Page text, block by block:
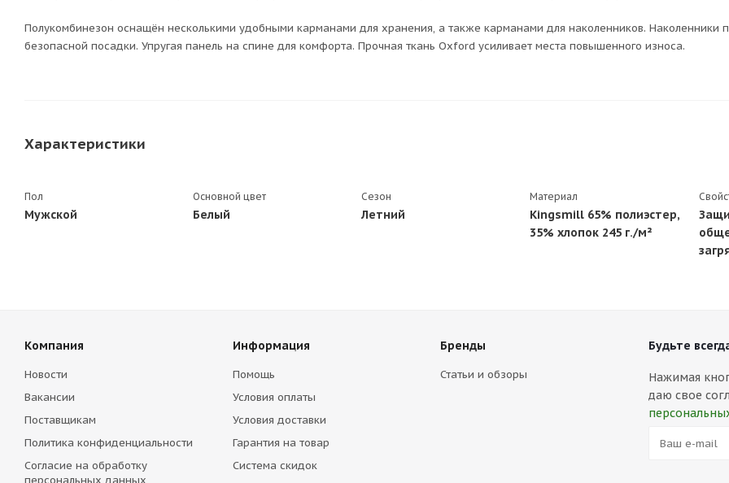
Полукомбинезон оснащён несколькими удобными карманами для хранения, а также карманами для наколенников.
безопасной посадки. Упругая панель на спине для комфорта. Прочная ткань Oxford усиливает места повышенного износа.
Характеристики
Пол
Мужской
Основной цвет
Белый
Сезон
Летний
Материал
Kingsmill 65% полиэстер,
35% хлопок 245 г./м²
Компания
Новости
Вакансии
Поставщикам
Политика конфиденциальности
Согласие на обработку
персональных данных
Информация
Помощь
Условия оплаты
Условия доставки
Гарантия на товар
Система скидок
Бренды
Статьи и обзоры
Будьте
Нажимая
даю свое